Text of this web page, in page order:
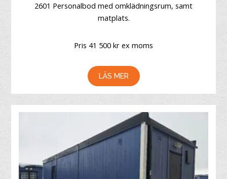
2601 Personalbod med omklädningsrum, samt
matplats.
Pris 41 500 kr ex moms
LÄS MER